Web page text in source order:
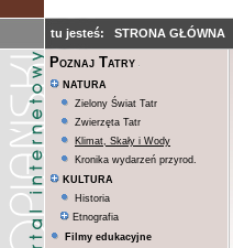
tu jesteś: STRONA GŁÓWNA
Poznaj Tatry
NATURA
Zielony Świat Tatr
Zwierzęta Tatr
Klimat, Skały i Wody
Kronika wydarzeń przyrod.
KULTURA
Historia
Etnografia
Filmy edukacyjne